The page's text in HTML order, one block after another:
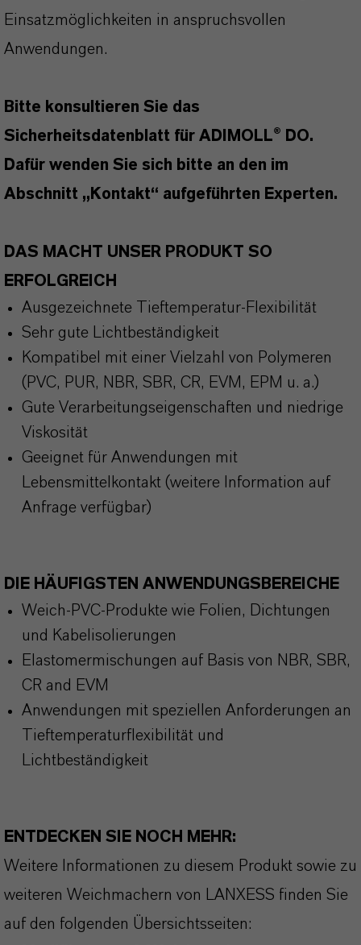
Einsatzmöglichkeiten in anspruchsvollen
Anwendungen.
Bitte konsultieren Sie das
Sicherheitsdatenblatt für ADIMOLL® DO.
Dafür wenden Sie sich bitte an den im
Abschnitt „Kontakt“ aufgeführten Experten.
DAS MACHT UNSER PRODUKT SO
ERFOLGREICH
Ausgezeichnete Tieftemperatur-Flexibilität
Sehr gute Lichtbeständigkeit
Kompatibel mit einer Vielzahl von Polymeren
(PVC, PUR, NBR, SBR, CR, EVM, EPM u. a.)
Gute Verarbeitungseigenschaften und niedrige
Viskosität
Geeignet für Anwendungen mit
Lebensmittelkontakt (weitere Information auf
Anfrage verfügbar)
DIE HÄUFIGSTEN ANWENDUNGSBEREICHE
Weich-PVC-Produkte wie Folien, Dichtungen
und Kabelisolierungen
Elastomermischungen auf Basis von NBR, SBR,
CR and EVM
Anwendungen mit speziellen Anforderungen an
Tieftemperaturflexibilität und
Lichtbeständigkeit
ENTDECKEN SIE NOCH MEHR:
Weitere Informationen zu diesem Produkt sowie zu
weiteren Weichmachern von LANXESS finden Sie
auf den folgenden Übersichtsseiten: